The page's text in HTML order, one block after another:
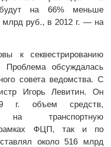
будут на 66% меньше
руб., в 2012 г. — на
к секвестрированию
Проблема обсуждалась
совета ведомства. С
Игорь Левитин. Он
г. объем средств,
на транспортную
рамках ФЦП, так и по
около 516 млрд